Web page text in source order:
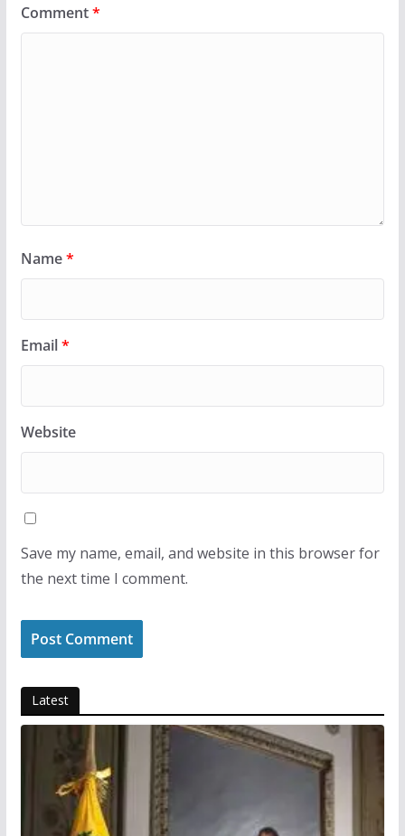
Comment*
Name*
Email*
Website
Save my name, email, and website in this browser for
the next time I comment.
Latest